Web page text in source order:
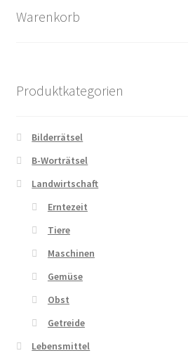
Warenkorb
Produktkategorien
Bilderrätsel
B-Worträtsel
Landwirtschaft
Erntezeit
Tiere
Maschinen
Gemüse
Obst
Getreide
Lebensmittel